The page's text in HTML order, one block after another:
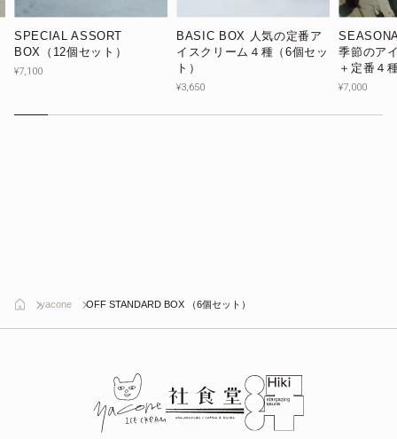
SPECIAL ASSORT
BOX（12個セット）
¥7,100
BASIC BOX 人気の定番ア
イスクリーム４種（6個セッ
ト）
¥3,650
季節のア
＋定番４
¥7,000
yacone OFF STANDARD BOX （6個セット）